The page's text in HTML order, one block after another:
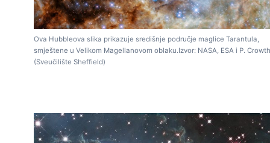
Ova Hubbleova slika prikazuje središnje područje maglice Tarantula,
smještene u Velikom Magellanovom oblaku.Izvor: NASA, ESA i P.
(Sveučilište Sheffield)